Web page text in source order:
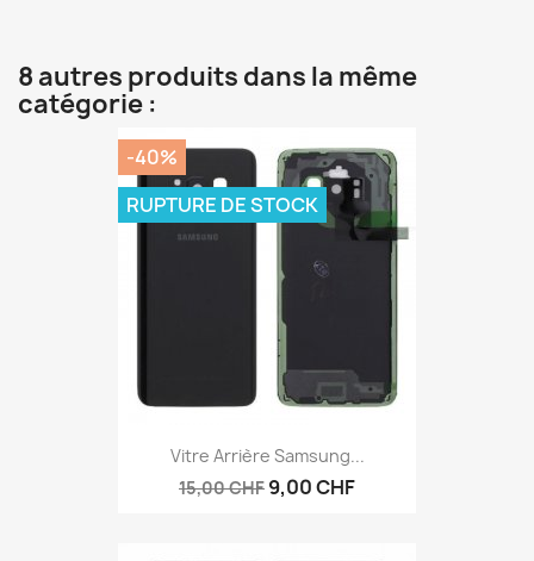
8 autres produits dans la même
catégorie :
Vitre Arrière Samsung...
15,00 CHF 9,00 CHF
-40%
RUPTURE DE STOCK